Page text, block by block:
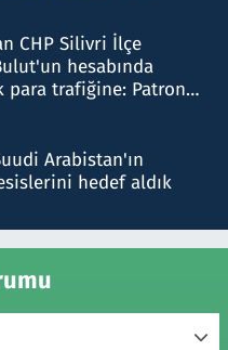
CHP Silivri İlçe
hesabında
para trafiğine: Patron
Arabistan'ın
hedef aldık